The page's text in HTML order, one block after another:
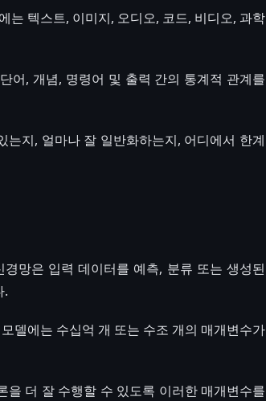
는 텍스트, 이미지, 오디오, 코드, 비디오, 과학
어, 개념, 명령어 및 출력 간의 통계적 관계를
지, 얼마나 잘 일반화하는지, 어디에서 한계
망은 입력 데이터를 예측, 분류 또는 생성된
.
델에는 수십억 개 또는 수조 개의 매개변수가
더 잘 수행할 수 있도록 이러한 매개변수를